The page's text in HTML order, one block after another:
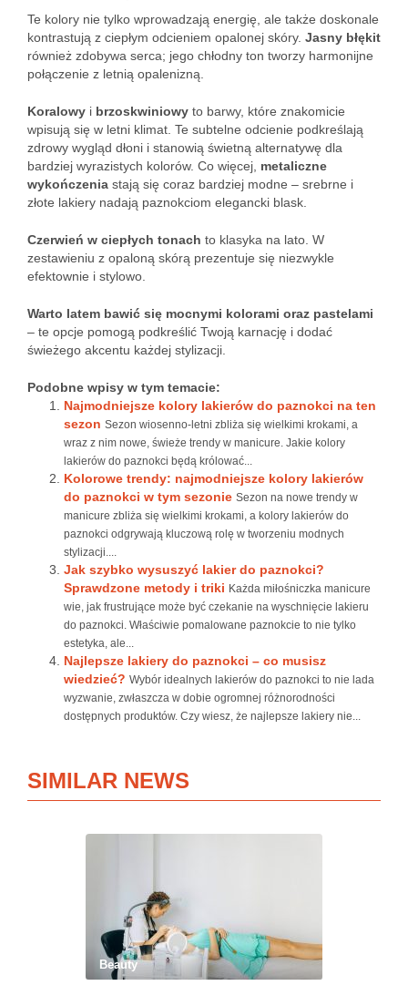
Te kolory nie tylko wprowadzają energię, ale także doskonale
kontrastują z ciepłym odcieniem opalonej skóry. Jasny błękit
również zdobywa serca; jego chłodny ton tworzy harmonijne
połączenie z letnią opalenizną.
Koralowy i brzoskwiniowy to barwy, które znakomicie
wpisują się w letni klimat. Te subtelne odcienie podkreślają
zdrowy wygląd dłoni i stanowią świetną alternatywę dla
bardziej wyrazistych kolorów. Co więcej, metaliczne
wykończenia stają się coraz bardziej modne – srebrne i
złote lakiery nadają paznokciom elegancki blask.
Czerwień w ciepłych tonach to klasyka na lato. W
zestawieniu z opaloną skórą prezentuje się niezwykle
efektownie i stylowo.
Warto latem bawić się mocnymi kolorami oraz pastelami
– te opcje pomogą podkreślić Twoją karnację i dodać
świeżego akcentu każdej stylizacji.
Podobne wpisy w tym temacie:
Najmodniejsze kolory lakierów do paznokci na ten
sezon Sezon wiosenno-letni zbliża się wielkimi krokami, a
wraz z nim nowe, świeże trendy w manicure. Jakie kolory
lakierów do paznokci będą królować...
Kolorowe trendy: najmodniejsze kolory lakierów
do paznokci w tym sezonie Sezon na nowe trendy w
manicure zbliża się wielkimi krokami, a kolory lakierów do
paznokci odgrywają kluczową rolę w tworzeniu modnych
stylizacji....
Jak szybko wysuszyć lakier do paznokci?
Sprawdzone metody i triki Każda miłośniczka manicure
wie, jak frustrujące może być czekanie na wyschnięcie lakieru
do paznokci. Właściwie pomalowane paznokcie to nie tylko
estetyka, ale...
Najlepsze lakiery do paznokci – co musisz
wiedzieć? Wybór idealnych lakierów do paznokci to nie lada
wyzwanie, zwłaszcza w dobie ogromnej różnorodności
dostępnych produktów. Czy wiesz, że najlepsze lakiery nie...
SIMILAR NEWS
Beauty